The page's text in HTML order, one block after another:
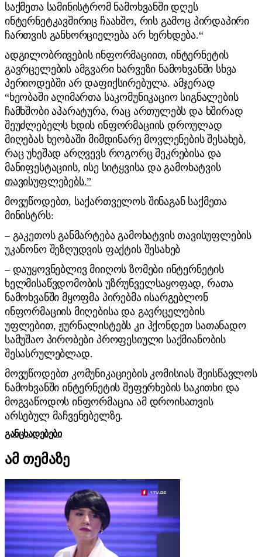
საქმეთა სამინისტრომ ნამოხვანში დღეს
ინტერნეტკავშირიც ჩაახშო, რის გამოც პირდაპირი
ჩართვის განხორციელება არ ხერხდება.“
ადგილობრივების ინფორმაციით, ინტერნეტის
გავრცელების ამგვარი ხარვეზი ნამოხვანში სხვა
პერიოდებში არ დაფიქსირებულა. ამჯერად
“ხეობაში აღიმართა საკომუნიკაციო სიგნალების
ჩამხშობი აპარატურა, რაც ართულებს და ხშირად
შეუძლებელს ხდის ინფორმაციის დროულად
მიღებას ხეობაში მიმდინარე მოვლენების შესახებ,
რაც უხეშად არღვევს როგორც შეკრებისა და
მანიფესტაციის, ისე სიტყვისა და გამოხატვის
თავისუფლებებს.”
მოვუწოდებთ, საქართველოს შინაგან საქმეთა
მინისტრს:
– გაკეთოს განმარტება გამოხატვის თავისუფლების
უკანონო შეზღუდვის ფაქტის შესახებ
– დაუყოვნებლივ მიიღოს ზომები ინტერნეტის
ხელმისაწვდომობის უზრუნველსაყოფად, რათა
ნამოხვანში მყოფმა პირებმა ისარგებლონ
ინფორმაციის მიღებისა და გავრცელების
უფლებით, ჟურნალისტებს კი ჰქონდეთ სათანადო
სამუშაო პირობები პროფესიული საქმიანობის
შესასრულებლად.
მოვუწოდებთ კომუნიკაციების კომისიას შეისწავლოს
ნამოხვანში ინტერნეტის შეფერხების საკითხი და
მოგვაწოდოს ინფორმაცია ამ დროისათვის
არსებულ მაჩვენებელზე.
ᲒᲐᲜᲪᲮᲐᲓᲔᲑᲔᲑᲘ
ამ თემაზე